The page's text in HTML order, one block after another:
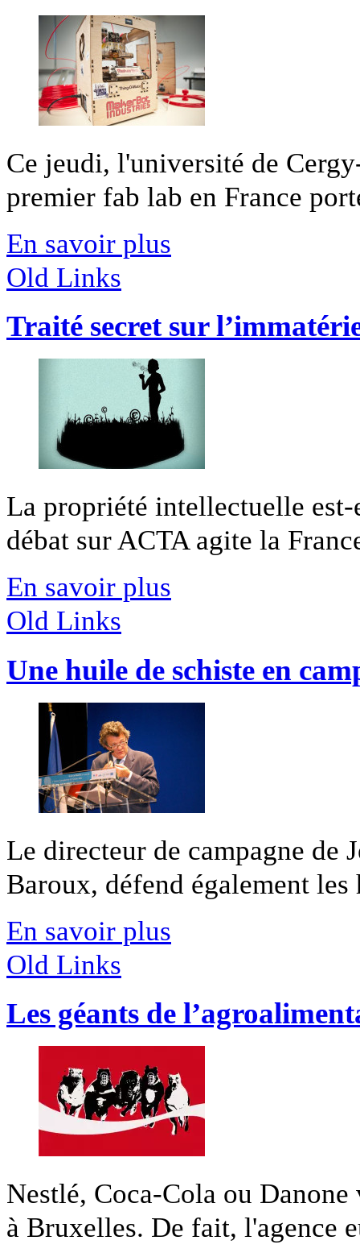
Ce jeudi, l'université de
premier fab lab en France
En savoir plus
Old Links
Traité secret sur
La propriété intellectuelle
débat sur ACTA agite la
En savoir plus
Old Links
Une huile de schiste en
Le directeur de campagne de
Baroux, défend également
En savoir plus
Old Links
Les géants de
Nestlé, Coca-Cola ou
à Bruxelles. De fait, l'agence